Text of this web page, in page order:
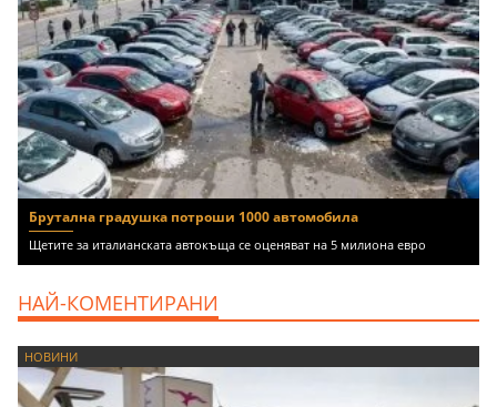
Брутална градушка потроши 1000 автомобила
Щетите за италианската автокъща се оценяват на 5 милиона евро
НАЙ-КОМЕНТИРАНИ
НОВИНИ